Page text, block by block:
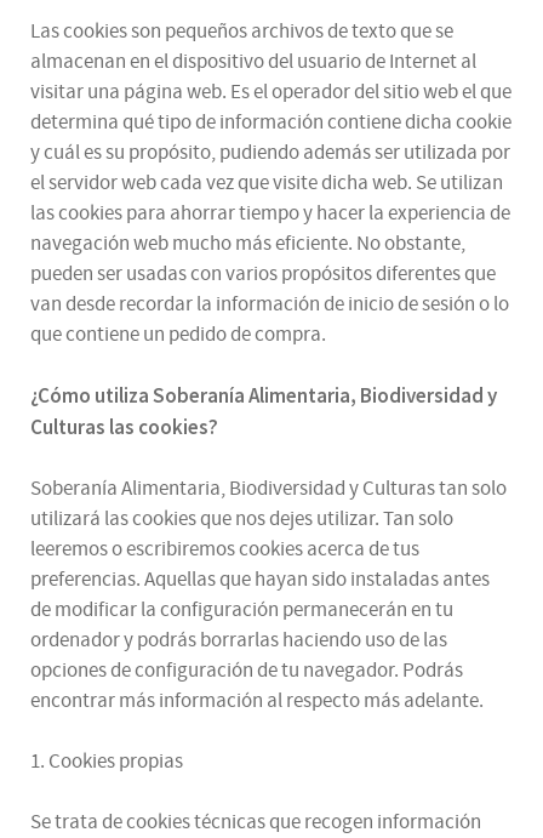
Las cookies son pequeños archivos de texto que se
almacenan en el dispositivo del usuario de Internet al
visitar una página web. Es el operador del sitio web el que
determina qué tipo de información contiene dicha cookie
y cuál es su propósito, pudiendo además ser utilizada por
el servidor web cada vez que visite dicha web. Se utilizan
las cookies para ahorrar tiempo y hacer la experiencia de
navegación web mucho más eficiente. No obstante,
pueden ser usadas con varios propósitos diferentes que
van desde recordar la información de inicio de sesión o lo
que contiene un pedido de compra.
¿Cómo utilizaSoberanía Alimentaria, Biodiversidad y
Culturas las cookies?
Soberanía Alimentaria, Biodiversidad y Culturas tan solo
utilizará las cookies que nos dejes utilizar. Tan solo
leeremos o escribiremos cookies acerca de tus
preferencias. Aquellas que hayan sido instaladas antes
de modificar la configuración permanecerán en tu
ordenador y podrás borrarlas haciendo uso de las
opciones de configuración de tu navegador. Podrás
encontrar más información al respecto más adelante.
1. Cookies propias
Se trata de cookies técnicas que recogen información